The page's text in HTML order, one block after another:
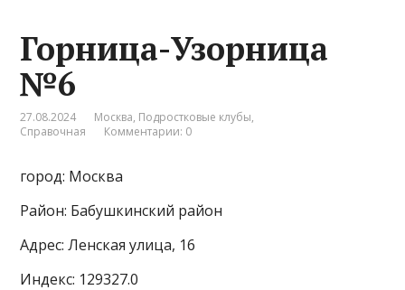
Горница-Узорница
№6
27.08.2024 Москва, Подростковые клубы,
Справочная
Комментарии: 0
город: Москва
Район: Бабушкинский район
Адрес: Ленская улица, 16
Индекс: 129327.0